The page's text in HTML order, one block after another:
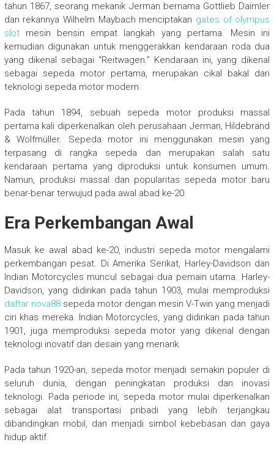
tahun 1867, seorang mekanik Jerman bernama Gottlieb Daimler
dan rekannya Wilhelm Maybach menciptakan gates of olympus
slotmesin bensin empat langkah yang pertama. Mesin ini
kemudian digunakan untuk menggerakkan kendaraan roda dua
yang dikenal sebagai “Reitwagen.” Kendaraan ini, yang dikenal
sebagai sepeda motor pertama, merupakan cikal bakal dari
teknologi sepeda motor modern.
Pada tahun 1894, sebuah sepeda motor produksi massal
pertama kali diperkenalkan oleh perusahaan Jerman, Hildebrand
& Wolfmüller. Sepeda motor ini menggunakan mesin yang
terpasang di rangka sepeda dan merupakan salah satu
kendaraan pertama yang diproduksi untuk konsumen umum.
Namun, produksi massal dan popularitas sepeda motor baru
benar-benar terwujud pada awal abad ke-20.
Era Perkembangan Awal
Masuk ke awal abad ke-20, industri sepeda motor mengalami
perkembangan pesat. Di Amerika Serikat, Harley-Davidson dan
Indian Motorcycles muncul sebagai dua pemain utama. Harley-
Davidson, yang didirikan pada tahun 1903, mulai memproduksi
daftar nova88sepeda motor dengan mesin V-Twin yang menjadi
ciri khas mereka. Indian Motorcycles, yang didirikan pada tahun
1901, juga memproduksi sepeda motor yang dikenal dengan
teknologi inovatif dan desain yang menarik.
Pada tahun 1920-an, sepeda motor menjadi semakin populer di
seluruh dunia, dengan peningkatan produksi dan inovasi
teknologi. Pada periode ini, sepeda motor mulai diperkenalkan
sebagai alat transportasi pribadi yang lebih terjangkau
dibandingkan mobil, dan menjadi simbol kebebasan dan gaya
hidup aktif.